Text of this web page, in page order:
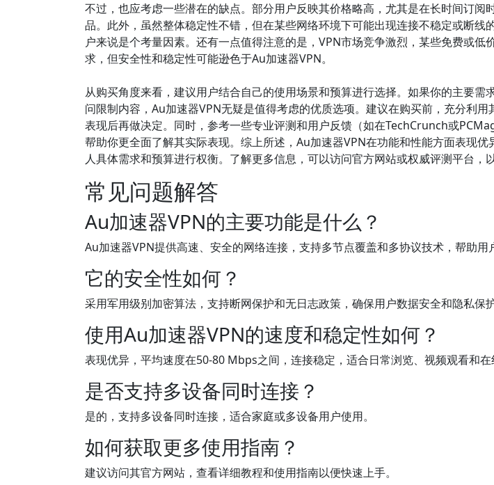
不过，也应考虑一些潜在的缺点。部分用户反映其价格略高，尤其是在长时间订阅
品。此外，虽然整体稳定性不错，但在某些网络环境下可能出现连接不稳定或断线
户来说是个考量因素。还有一点值得注意的是，VPN市场竞争激烈，某些免费或低
求，但安全性和稳定性可能逊色于Au加速器VPN。
从购买角度来看，建议用户结合自己的使用场景和预算进行选择。如果你的主要需
问限制内容，Au加速器VPN无疑是值得考虑的优质选项。建议在购买前，充分利
表现后再做决定。同时，参考一些专业评测和用户反馈（如在TechCrunch或
帮助你更全面了解其实际表现。综上所述，Au加速器VPN在功能和性能方面表现
人具体需求和预算进行权衡。了解更多信息，可以访问官方网站或权威评测平台，
常见问题解答
Au加速器VPN的主要功能是什么？
Au加速器VPN提供高速、安全的网络连接，支持多节点覆盖和多协议技术，帮助用
它的安全性如何？
采用军用级别加密算法，支持断网保护和无日志政策，确保用户数据安全和隐私保护
使用Au加速器VPN的速度和稳定性如何？
表现优异，平均速度在50-80 Mbps之间，连接稳定，适合日常浏览、视频观看和在
是否支持多设备同时连接？
是的，支持多设备同时连接，适合家庭或多设备用户使用。
如何获取更多使用指南？
建议访问其官方网站，查看详细教程和使用指南以便快速上手。